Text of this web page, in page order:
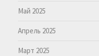
Май 2025
Апрель 2025
Март 2025